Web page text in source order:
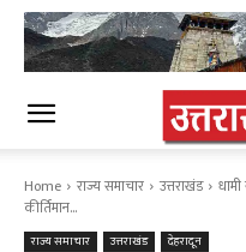
Home राज्य समाचार उत्तराखंड
कीर्तिमान...
राज्य समाचार उत्तराखंड देहरादून